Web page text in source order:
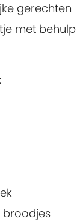
gerechten
met behulp
broodjes